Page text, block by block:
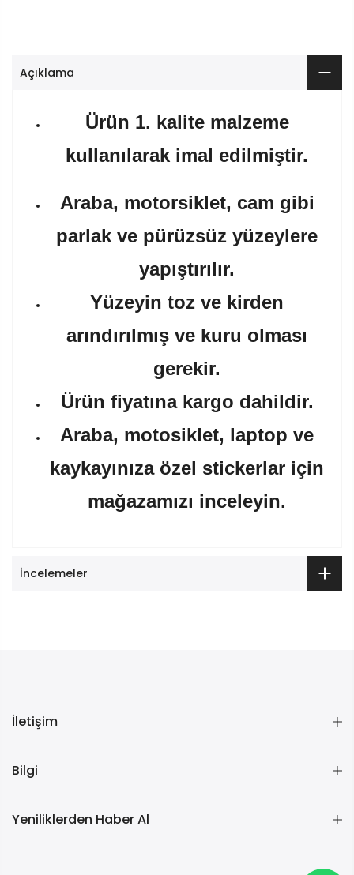
Açıklama
Ürün 1. kalite malzeme
kullanılarak imal edilmiştir.
Araba, motorsiklet, cam gibi
parlak ve pürüzsüz yüzeylere
yapıştırılır.
Yüzeyin toz ve kirden
arındırılmış ve kuru olması
gerekir.
Ürün fiyatına kargo dahildir.
Araba, motosiklet, laptop ve
kaykayınıza özel stickerlar için
mağazamızı inceleyin.
İncelemeler
İletişim
Bilgi
Yeniliklerden Haber Al